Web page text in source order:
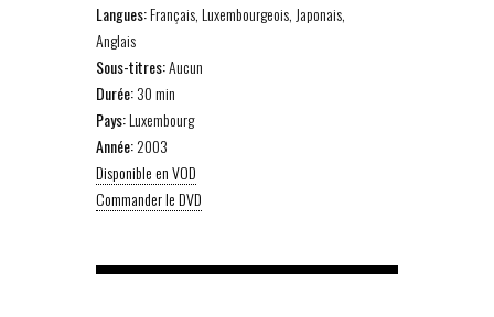
Langues:Français, Luxembourgeois, Japonais,
Anglais
Sous-titres:Aucun
Durée:30 min
Pays:Luxembourg
Année:2003
Disponible en VOD
Commander le DVD